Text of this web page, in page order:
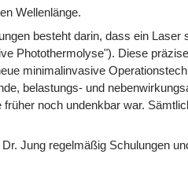
Wellenlänge.
besteht darin, dass ein Laser
Photothermolyse"). Diese
minimalinvasive
belastungs- und
noch undenkbar war.
Jung regelmäßig Schulungen